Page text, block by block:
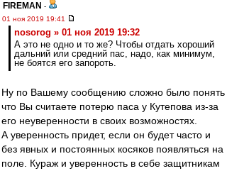
FIREMAN -
01 ноя 2019 19:41
nosorog » 01 ноя 2019 19:32
А это не одно и то же? Чтобы отдать хороший
дальний или средний пас, надо, как минимум,
не боятся его запороть.
Ну по Вашему сообщению сложно было понять
что Вы считаете потерю паса у Кутепова из-за
его неуверенности в своих возможностях.
А уверенность придет, если он будет часто и
без явных и постоянных косяков появляться на
поле. Кураж и уверенность в себе защитникам